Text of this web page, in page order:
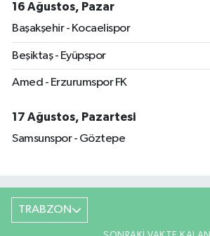
16 Ağustos, Pazar
Başakşehir - Kocaelispor
Beşiktaş - Eyüpspor
Amed - Erzurumspor FK
17 Ağustos, Pazartesi
Samsunspor - Göztepe
TRABZON